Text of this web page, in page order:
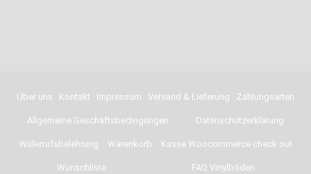
Über uns Kontakt Impressum Versand & Lieferung Zahlungsarten
Allgemeine Geschäftsbedingungen Datenschutzerklärung
Widerrufsbelehrung Warenkorb Kasse Woocommerce check out
Wunschliste FAQ Vinylböden